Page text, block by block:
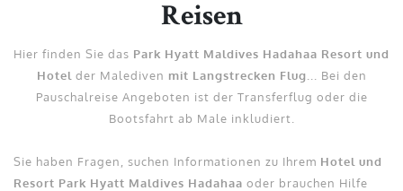
Reisen
Hier finden Sie das Park Hyatt Maldives Hadahaa Resort und
Hotel der Malediven mit Langstrecken Flug ... Bei den
Pauschalreise Angeboten ist der Transferflug oder die
Bootsfahrt ab Male inkludiert.
Sie haben Fragen, suchen Informationen zu Ihrem Hotel und
Resort Park Hyatt Maldives Hadahaa oder brauchen Hilfe